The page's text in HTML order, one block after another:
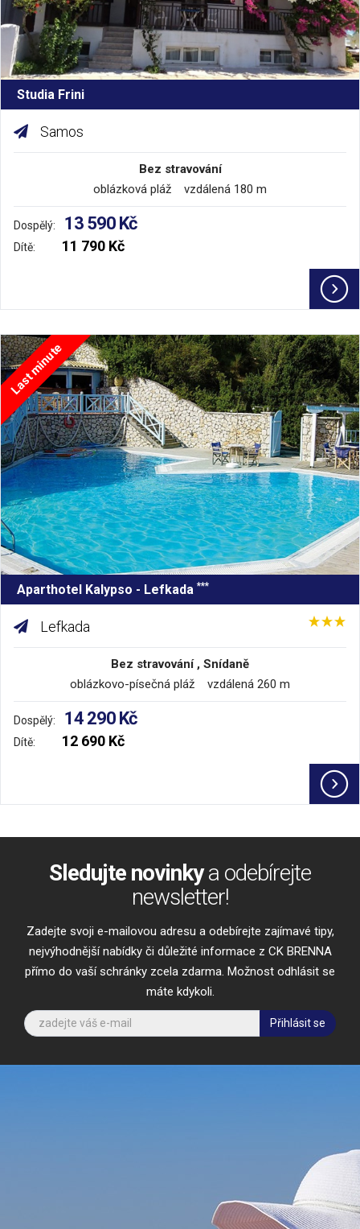
Studia Frini
Samos
Bez stravování
oblázková pláž vzdálená 180 m
Dospělý: 13 590 Kč
Dítě: 11 790 Kč
Last minute
Aparthotel Kalypso - Lefkada ***
Lefkada
Bez stravování , Snídaně
oblázkovo-písečná pláž vzdálená 260 m
Dospělý: 14 290 Kč
Dítě: 12 690 Kč
Sledujte novinkya odebírejte
newsletter!
Zadejte svoji e-mailovou adresu a odebírejte zajímavé tipy,
nejvýhodnější nabídky či důležité informace z CK BRENNA
přímo do vaší schránky zcela zdarma. Možnost odhlásit se
máte kdykoli.
Přihlásit se